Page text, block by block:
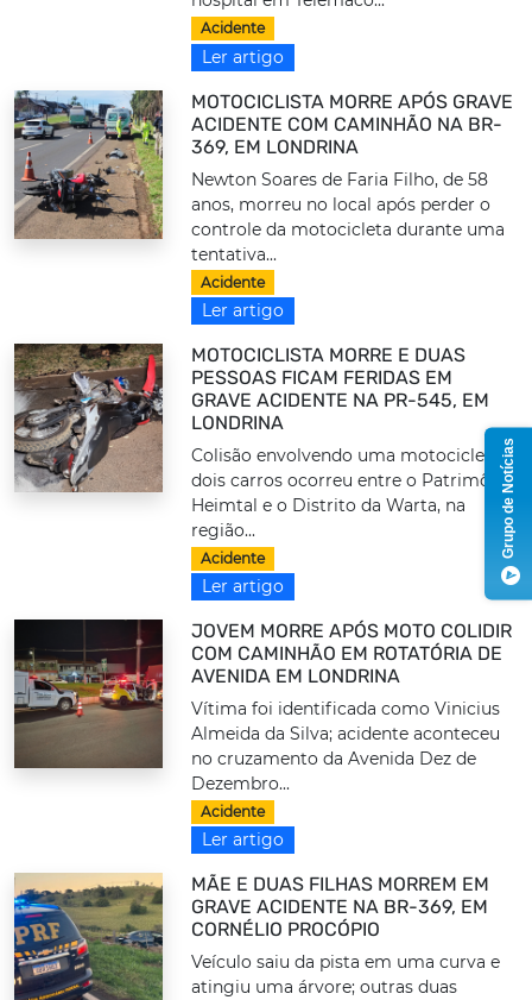
Acidente
Ler artigo
MOTOCICLISTA MORRE APÓS GRAVE
ACIDENTE COM CAMINHÃO NA BR-
369, EM LONDRINA
Newton Soares de Faria Filho, de 58
anos, morreu no local após perder o
controle da motocicleta durante uma
tentativa...
Acidente
Ler artigo
MOTOCICLISTA MORRE E DUAS
PESSOAS FICAM FERIDAS EM
GRAVE ACIDENTE NA PR-545, EM
LONDRINA
Colisão envolvendo uma motocicleta e
dois carros ocorreu entre o Patrimônio
Heimtal e o Distrito da Warta, na
região...
Acidente
Ler artigo
JOVEM MORRE APÓS MOTO COLIDIR
COM CAMINHÃO EM ROTATÓRIA DE
AVENIDA EM LONDRINA
Vítima foi identificada como Vinicius
Almeida da Silva; acidente aconteceu
no cruzamento da Avenida Dez de
Dezembro...
Acidente
Ler artigo
MÃE E DUAS FILHAS MORREM EM
GRAVE ACIDENTE NA BR-369, EM
CORNÉLIO PROCÓPIO
Veículo saiu da pista em uma curva e
atingiu uma árvore; outras duas
Grupo de Notícias